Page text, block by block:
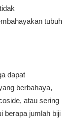
tubuh
dapat
berbahaya,
atau sering
berapa jumlah biji